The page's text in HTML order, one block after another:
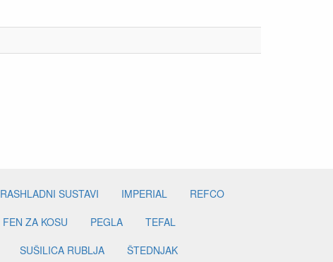
RASHLADNI SUSTAVI IMPERIAL
REFCO
FEN ZA KOSU PEGLA
TEFAL
SUŠILICA RUBLJA
ŠTEDNJAK